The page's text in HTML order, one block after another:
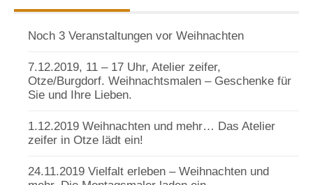
Noch 3 Veranstaltungen vor Weihnachten
7.12.2019, 11 – 17 Uhr, Atelier zeifer,
Otze/Burgdorf. Weihnachtsmalen – Geschenke für
Sie und Ihre Lieben.
1.12.2019 Weihnachten und mehr… Das Atelier
zeifer in Otze lädt ein!
24.11.2019 Vielfalt erleben – Weihnachten und